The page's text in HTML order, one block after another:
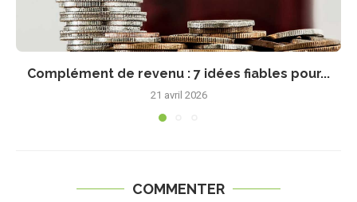
Complément de revenu : 7 idées fiables pour...
21 avril 2026
COMMENTER